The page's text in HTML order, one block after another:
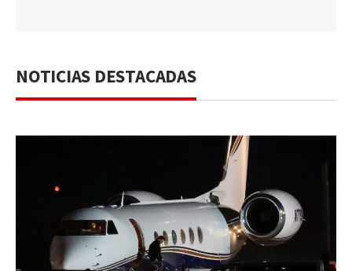
NOTICIAS DESTACADAS